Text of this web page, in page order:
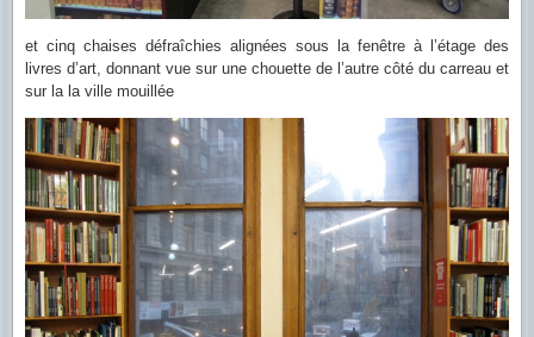
et cinq chaises défraîchies alignées sous la fenêtre à l’étage des
livres d’art, donnant vue sur une chouette de l’autre côté du carreau et
sur la la ville mouillée